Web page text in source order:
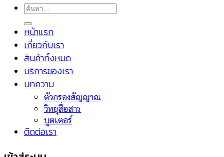
ค้นหา:
หน้าแรก
เกี่ยวกับเรา
สินค้าทั้งหมด
บริการของเรา
บทความ
ตัวกรองสัญญาณ
วิทยุสื่อสาร
บูตเตอร์
ติดต่อเรา